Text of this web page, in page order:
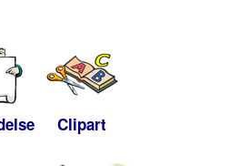
Clipart